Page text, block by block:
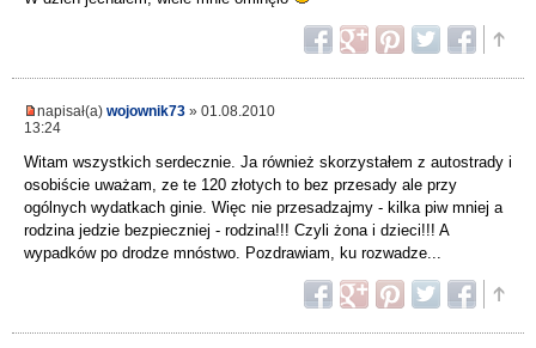
napisał(a) wojownik73 » 01.08.2010
13:24
Witam wszystkich serdecznie. Ja również skorzystałem z autostrady i
osobiście uważam, ze te 120 złotych to bez przesady ale przy
ogólnych wydatkach ginie. Więc nie przesadzajmy - kilka piw mniej a
rodzina jedzie bezpieczniej - rodzina!!! Czyli żona i dzieci!!! A
wypadków po drodze mnóstwo. Pozdrawiam, ku rozwadze...